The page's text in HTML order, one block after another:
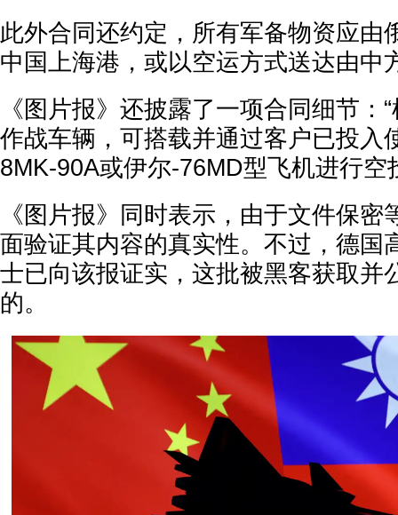
此外合同还约定，所有军备物资应由
中国上海港，或以空运方式送达由中
《图片报》还披露了一项合同细节：
作战车辆，可搭载并通过客户已投入
8MK-90A或伊尔-76MD型飞机进行空
《图片报》同时表示，由于文件保
面验证其内容的真实性。不过，德国
士已向该报证实，这批被黑客获取并
的。